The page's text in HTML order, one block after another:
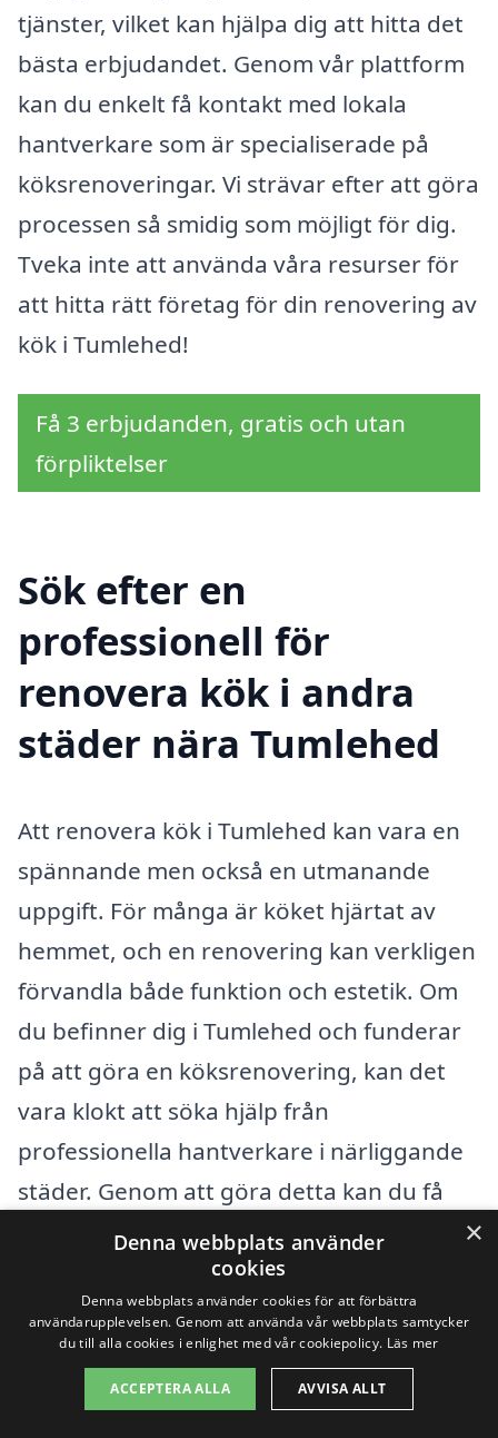
tjänster, vilket kan hjälpa dig att hitta det
bästa erbjudandet. Genom vår plattform
kan du enkelt få kontakt med lokala
hantverkare som är specialiserade på
köksrenoveringar. Vi strävar efter att göra
processen så smidig som möjligt för dig.
Tveka inte att använda våra resurser för
att hitta rätt företag för din renovering av
kök i Tumlehed!
Få 3 erbjudanden, gratis och utan
förpliktelser
Sök efter en
professionell för
renovera kök i andra
städer nära Tumlehed
Att renovera kök i Tumlehed kan vara en
spännande men också en utmanande
uppgift. För många är köket hjärtat av
hemmet, och en renovering kan verkligen
förvandla både funktion och estetik. Om
du befinner dig i Tumlehed och funderar
på att göra en köksrenovering, kan det
vara klokt att söka hjälp från
professionella hantverkare i närliggande
städer. Genom att göra detta kan du få
flera olika offerter och jämföra priser och
Runt omkring Tumlehed finns flera städer
där du kan hitta duktiga företag som
×
Denna webbplats använder
cookies
Denna webbplats använder cookies för att förbättra
användarupplevelsen. Genom att använda vår webbplats samtycker
du till alla cookies i enlighet med vår cookiepolicy. Läs mer
ACCEPTERA ALLA AVVISA ALLT